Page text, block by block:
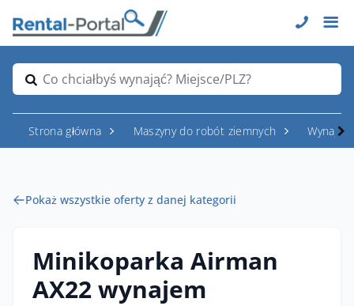
Co chciałbyś wynająć? Miejsce/PLZ?
Strona główna Maszyny do robót ziemnych
Pokaż wszystkie oferty z danej kategorii
Minikoparka Airman
AX22 wynajem